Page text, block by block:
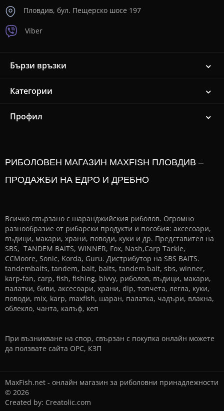
Пловдив, бул. Пещерско шосе 197
Viber
Бързи връзки
Категории
Профил
РИБОЛОВЕН МАГАЗИН MAXFISH ПЛОВДИВ –
ПРОДАЖБИ НА ЕДРО И ДРЕБНО
Всичко свързано с шаранджийския риболов. Огромно
разнообразие от рибарски продукти и пособия: аксесоари,
въдици, макари, храни, поводи, куки и др. Представител на
SBS, TANDEM BAITS, WINNER, Fox, Nash,Carp Tackle,
CCMoore, Sonic, Korda, Guru. Дистрибутор на SBS BAITS.
tandembaits, tandem, bait, baits, tandem bait, sbs, winner,
karp-fan, carp, fish, fishing, bivvy, риболов, въдици, макари,
палатки, биви, аксесоари, храни, dip, топчета, легла, куки,
поводи, mix, karp, maxfish, шаран, палатка, чадъри, влакна,
облекло, чанта, калъф, кеп
При възникване на спор, свързан с покупка онлайн можете
да ползвате сайта ОРС, КЗП
MaxFish.net - онлайн магазин за риболовни принадлежности
© 2026
Created by: Creatolic.com